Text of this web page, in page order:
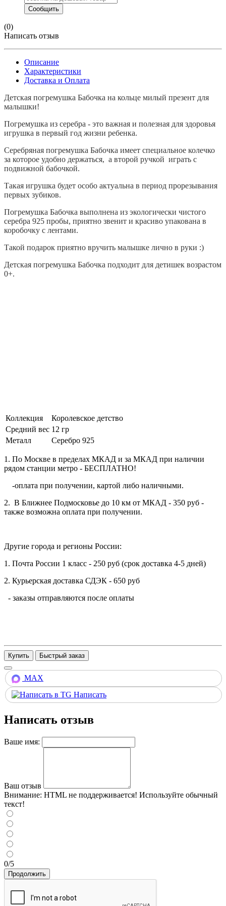
(0)
Написать отзыв
Описание
Характеристики
Доставка и Оплата
Детская погремушка Бабочка на кольце милый презент для
малышки!
Погремушка из серебра - это важная и полезная для здоровья
игрушка в первый год жизни ребенка.
Серебряная погремушка Бабочка имеет специальное колечко
за которое удобно держаться, а второй ручкой играть с
подвижной бабочкой.
Такая игрушка будет особо актуальна в период прорезывания
первых зубиков.
Погремушка Бабочка выполнена из экологически чистого
серебра 925 пробы, приятно звенит и красиво упакована в
коробочку с лентами.
Такой подарок приятно вручить малышке лично в руки :)
Детская погремушка Бабочка подходит для детишек возрастом
0+.
Коллекция
Королевское детство
Средний вес 12 гр
Металл
Серебро 925
1. По Москве в пределах МКАД и за МКАД при наличии
рядом станции метро - БЕСПЛАТНО!
-оплата при получении, картой либо наличными.
2. В Ближнее Подмосковье до 10 км от МКАД - 350 руб -
также возможна оплата при получении.
Другие города и регионы России:
1. Почта России 1 класс - 250 руб (срок доставка 4-5 дней)
2. Курьерская доставка СДЭК - 650 руб
- заказы отправляются после оплаты
Купить
MAX
Написать
Написать отзыв
Ваше имя:
Ваш отзыв
Внимание: HTML не поддерживается! Используйте обычный
текст!
0/5
Продолжить